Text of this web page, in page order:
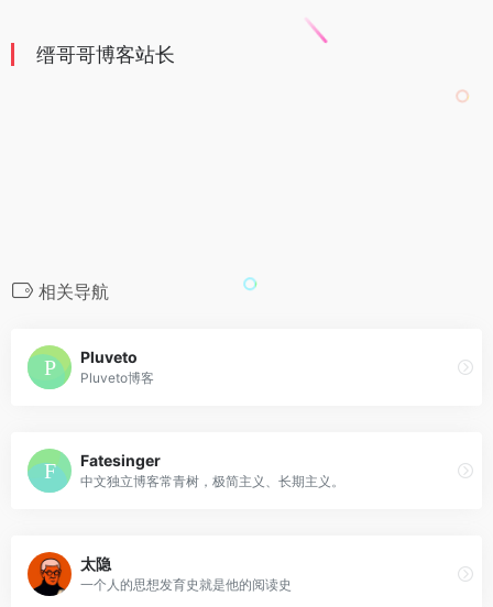
缙哥哥博客站长
相关导航
Pluveto
Pluveto博客
Fatesinger
中文独立博客常青树，极简主义、长期主义。
太隐
一个人的思想发育史就是他的阅读史